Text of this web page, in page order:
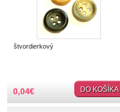
Ihly a špendlíky
Krajčírske potreby
Látky-metráž
štvordierkový
0,04€ DO KOŠÍKA